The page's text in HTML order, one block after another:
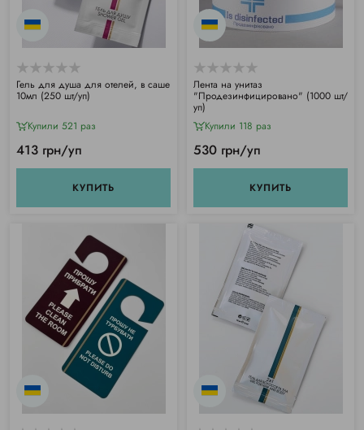
Гель для душа для отелей, в саше
10мл (250 шт/уп)
Купили 521 раз
413 грн/уп
КУПИТЬ
Лента на унитаз
"Продезинфицировано" (1000 шт/
уп)
Купили 118 раз
530 грн/уп
КУПИТЬ